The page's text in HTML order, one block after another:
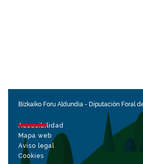
Bizkaiko Foru Aldundia - Diputación Foral
Accesibilidad
Mapa web
Aviso legal
Cookies